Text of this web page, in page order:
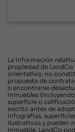
La información
propiedad de
orientativo, no
propuesta de
o encontrarse
inmuebles
superficie o
escrito antes de
infografías,
ilustrativos y pueden
inmueble. LandCo